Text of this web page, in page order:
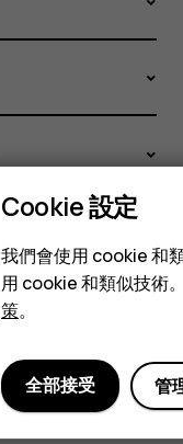
Cookie 設定
我們會使用 cookie 和
用 cookie 和類似技術
策。
管
全部接受